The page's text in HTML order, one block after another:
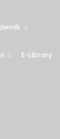
E-Library